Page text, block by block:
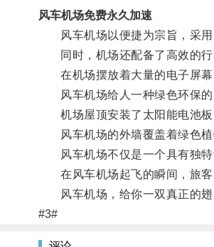
风车机场免费永久加速
风车机场以便捷为宗旨，采用
同时，机场还配备了高效的行
在机场摆放着大量的电子屏幕
风车机场给人一种绿色环保的
机场屋顶安装了太阳能电池板
风车机场的外墙覆盖着绿色植
风车机场不仅是一个具有独特
在风车机场起飞的瞬间，旅客
风车机场，给你一双真正的翅
#3#